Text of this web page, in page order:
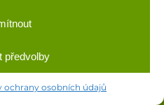
předvolby
ochrany osobních údajů